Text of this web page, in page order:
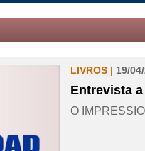
LIVROS | 19/
Entrevista
O